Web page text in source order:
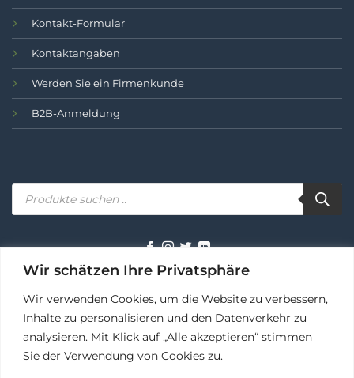
Wir schätzen Ihre Privatsphäre
Wir verwenden Cookies, um die Website zu verbessern,
Inhalte zu personalisieren und den Datenverkehr zu
analysieren. Mit Klick auf „Alle akzeptieren“ stimmen
Sie der Verwendung von Cookies zu.
Kontakt-Formular
Kontaktangaben
Werden Sie ein Firmenkunde
B2B-Anmeldung
Produktsuche..
BEDINGUNGEN DATENSCHUTZ COOKIES